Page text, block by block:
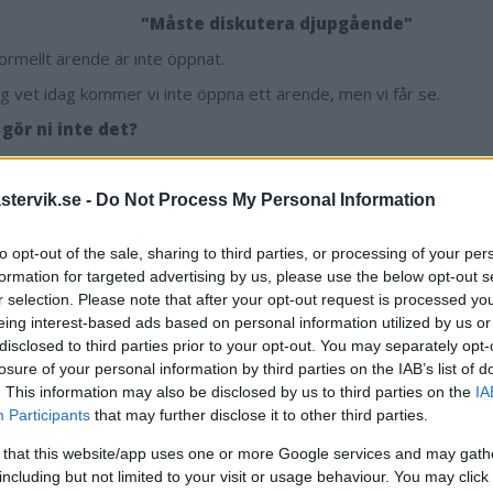
- Do Not Process My Personal Information
opt-out of the sale, sharing to third parties, or processing of your
for targeted advertising by us, please use the below opt-out
selection. Please note that after your opt-out request is processed
interest-based ads based on personal information utilized by us
to third parties prior to your opt-out. You may separately
of your personal information by third parties on the IAB’s list of
This information may also be disclosed by us to third parties on the
Participants that may further disclose it to other third parties.
that this website/app uses one or more Google services and may
but not limited to your visit or usage behaviour. You may
"Måste diskutera djupgående"
ärende är inte öppnat.
vet idag kommer vi inte öppna ett ärende, men vi får se.
ni inte det?
vi inte.
varför?
här och hur vi ska agera.
är möjlig?
jag inte spekulera i. Jag tror inte det kommer påverka
bli att vi tänker annorlunda framöver.
ni upp fallet igen?
det fortlöpande och har diskussioner varje vecka. Det
du på att det blivit såhär?